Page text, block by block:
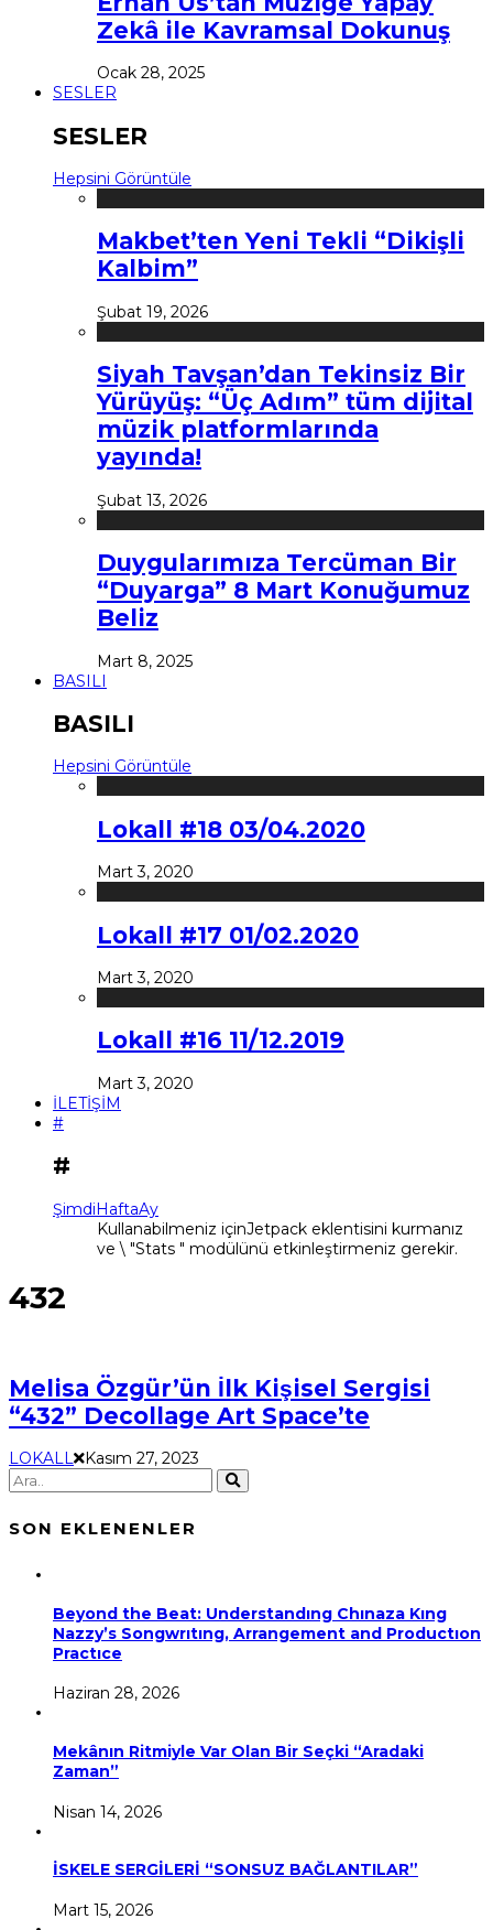
Zekâ ile Kavramsal Dokunuş
Ocak 28, 2025
SESLER
SESLER
Hepsini Görüntüle
Makbet’ten Yeni Tekli “Dikişli
Kalbim”
Şubat 19, 2026
Siyah Tavşan’dan Tekinsiz Bir
Yürüyüş: “Üç Adım” tüm dijital
müzik platformlarında
yayında!
Şubat 13, 2026
Duygularımıza Tercüman Bir
“Duyarga” 8 Mart Konuğumuz
Beliz
Mart 8, 2025
BASILI
BASILI
Hepsini Görüntüle
Lokall #18 03/04.2020
Mart 3, 2020
Lokall #17 01/02.2020
Mart 3, 2020
Lokall #16 11/12.2019
Mart 3, 2020
İLETİŞİM
#
#
ŞimdiHaftaAy
Kullanabilmeniz içinJetpack eklentisini kurmanız
ve \ "Stats " modülünü etkinleştirmeniz gerekir.
432
Melisa Özgür’ün İlk Kişisel Sergisi
“432” Decollage Art Space’te
LOKALL Kasım 27, 2023
SON EKLENENLER
Beyond the Beat: Understandıng Chınaza Kıng
Nazzy’s Songwrıtıng, Arrangement and Productıon
Practıce
Haziran 28, 2026
Mekânın Ritmiyle Var Olan Bir Seçki “Aradaki
Zaman”
Nisan 14, 2026
İSKELE SERGİLERİ “SONSUZ BAĞLANTILAR”
Mart 15, 2026